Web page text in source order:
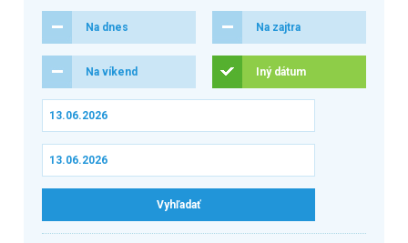
Na dnes Na zajtra
Na víkend Iný dátum